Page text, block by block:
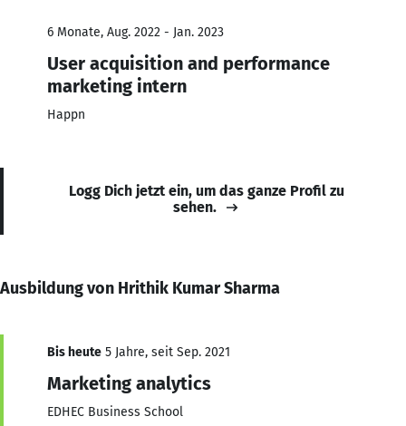
6 Monate, Aug. 2022 - Jan. 2023
User acquisition and performance
marketing intern
Happn
Logg Dich jetzt ein, um das ganze Profil zu
sehen.
Ausbildung von Hrithik Kumar Sharma
Bis heute 5 Jahre, seit Sep. 2021
Marketing analytics
EDHEC Business School